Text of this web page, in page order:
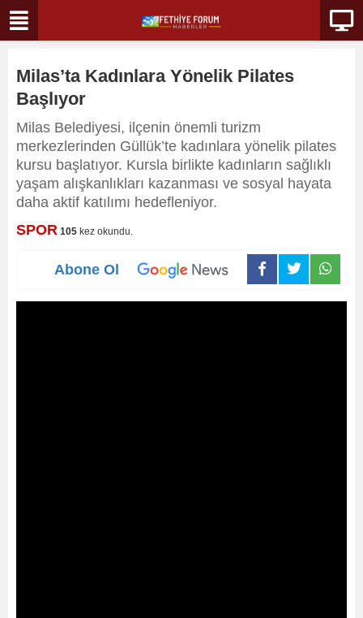
Milas’ta Kadınlara Yönelik Pilates
Başlıyor
Milas Belediyesi, ilçenin önemli turizm
merkezlerinden Güllük’te kadınlara yönelik pilates
kursu başlatıyor. Kursla birlikte kadınların sağlıklı
yaşam alışkanlıkları kazanması ve sosyal hayata
daha aktif katılımı hedefleniyor.
SPOR 105 kez okundu.
Abone Ol